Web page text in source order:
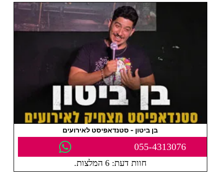
בן ביטון - סטנדאפיסט לאירועים
055-4313076
חוות דעת: 6 המלצות.